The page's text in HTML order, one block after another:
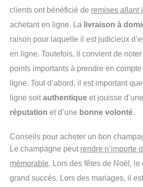
clients ont bénéficié de remises allant
achetant en ligne. La livraison à
raison pour laquelle il est judicieux
en ligne. Toutefois, il convient de
points importants à prendre en compte
ligne. Tout d’abord, il est important
ligne soitauthentique et jouisse d’une
réputation et d’une bonne volonté.
Conseils pour acheter un bon
Le champagne peut rendre n’importe
mémorable. Lors des fêtes de Noël,
grand succès. Lors des mariages, il